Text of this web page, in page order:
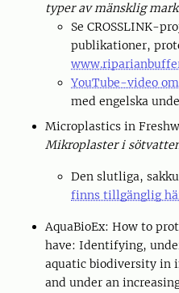
typer av mänsklig
Se CROSSLINK-
publikationer,
YouTube-video om
med engelska
Microplastics in
Mikroplaster i
Den slutliga,
finns tillgänglig
AquaBioEx: How to
have: Identifying,
aquatic biodiversity in
and under an